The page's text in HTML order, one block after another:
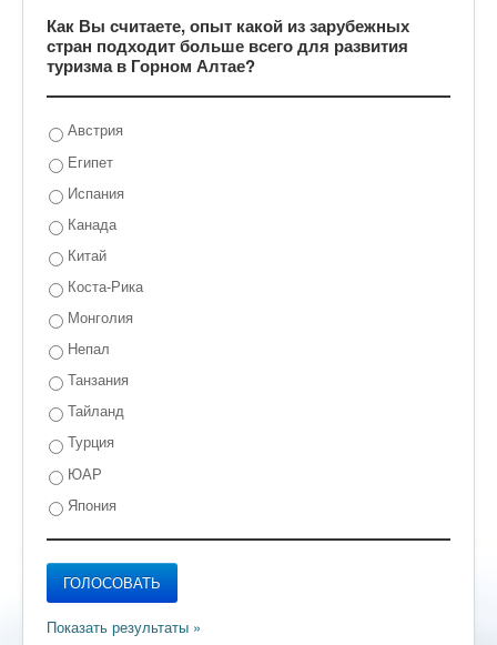
Как Вы считаете, опыт какой из зарубежных
стран подходит больше всего для развития
туризма в Горном Алтае?
Австрия
Египет
Испания
Канада
Китай
Коста-Рика
Монголия
Непал
Танзания
Тайланд
Турция
ЮАР
Япония